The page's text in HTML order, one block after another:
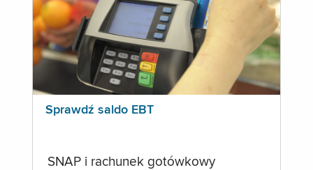
Sprawdź saldo EBT
SNAP i rachunek gotówkowy